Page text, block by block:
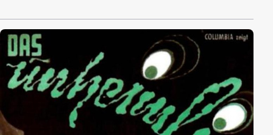
schon findet die Gruppe die Ehefrau des Millionäres
erhängt am Treppengeländer. Das ist der Auftakt zu
einem perfiden Spiel ...